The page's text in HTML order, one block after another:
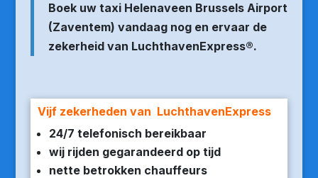
Boek uw taxi Helenaveen Brussels Airport
(Zaventem) vandaag nog en ervaar de
zekerheid van LuchthavenExpress®.
Vijf zekerheden van LuchthavenExpress
24/7 telefonisch bereikbaar
wij rijden gegarandeerd op tijd
nette betrokken chauffeurs